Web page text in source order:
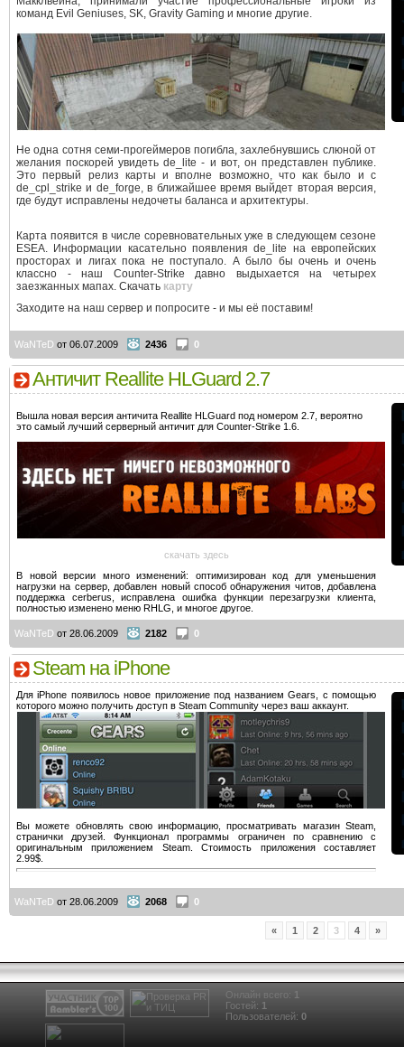
команд Evil Geniuses, SK, Gravity Gaming и многие другие.
Не одна сотня семи-прогеймеров погибла, захлебнувшись слюной от
желания поскорей увидеть de_lite - и вот, он представлен публике.
Это первый релиз карты и вполне возможно, что как было и с
de_cpl_strike и de_forge, в ближайшее время выйдет вторая версия,
где будут исправлены недочеты баланса и архитектуры.
Карта появится в числе соревновательных уже в следующем сезоне
ESEA. Информации касательно появления de_lite на европейских
просторах и лигах пока не поступало. А было бы очень и очень
классно - наш Counter-Strike давно выдыхается на четырех
заезжанных мапах. Скачать карту
Заходите на наш сервер и попросите - и мы её поставим!
WaNTeD от 06.07.2009 2436 0
Античит Reallite HLGuard 2.7
Вышла новая версия античита Reallite HLGuard под номером 2.7, вероятно
это самый лучший серверный античит для Counter-Strike 1.6.
скачать здесь
В новой версии много изменений: оптимизирован код для уменьшения
нагрузки на сервер, добавлен новый способ обнаружения читов, добавлена
поддержка cerberus, исправлена ошибка функции перезагрузки клиента,
полностью изменено меню RHLG, и многое другое.
WaNTeD от 28.06.2009 2182 0
Steam на iPhone
Для iPhone появилось новое приложение под названием Gears, с помощью
которого можно получить доступ в Steam Community через ваш аккаунт.
Вы можете обновлять свою информацию, просматривать магазин Steam,
странички друзей. Функционал программы ограничен по сравнению с
оригинальным приложением Steam. Стоимость приложения составляет
2.99$.
WaNTeD от 28.06.2009 2068 0
« 1 2 3 4 »
Онлайн всего:
Гостей: 1
Пользователей: 0